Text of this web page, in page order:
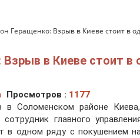
Геращенко: Взрыв в Киеве стоит
в Киеве стоит
Просмотров : 1177
в Соломенском районе
сотрудник главного
в одном ряду с покушением